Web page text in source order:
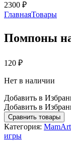
2300 ₽
ГлавнаяТовары
Помпоны
120 ₽
Нет в наличии
Добавить в
Добавить в
Сравнить товары
Категория: MamArt
игры